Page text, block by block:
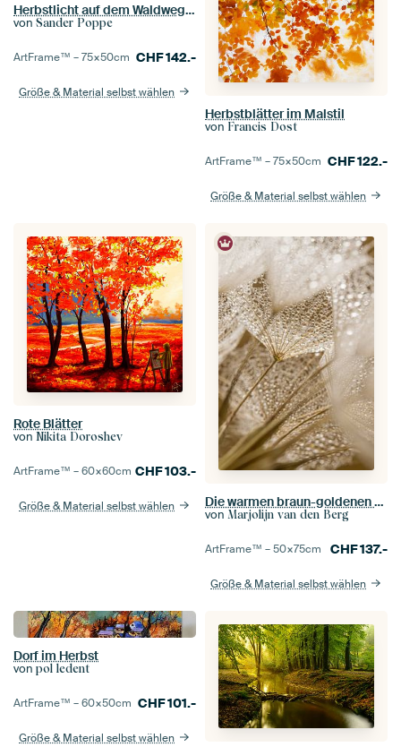
Herbstlicht auf dem Waldweg im Mastbos
von Sander Poppe
ArtFrame™ –75×50cm CHF142.-
Größe & Material selbst wählen
Herbstblätter im Malstil
von Francis Dost
ArtFrame™ –75×50cm CHF122.-
Größe & Material selbst wählen
Rote Blätter
von Nikita Doroshev
ArtFrame™ –60×60cm CHF103.-
Größe & Material selbst wählen Die warmen braun-goldenen Farben eines Tragopogon
von Marjolijn van den Berg
ArtFrame™ –50×75cm CHF137.-
Größe & Material selbst wählen
Dorf im Herbst
von pol ledent
ArtFrame™ –60×50cm CHF101.-
Größe & Material selbst wählen